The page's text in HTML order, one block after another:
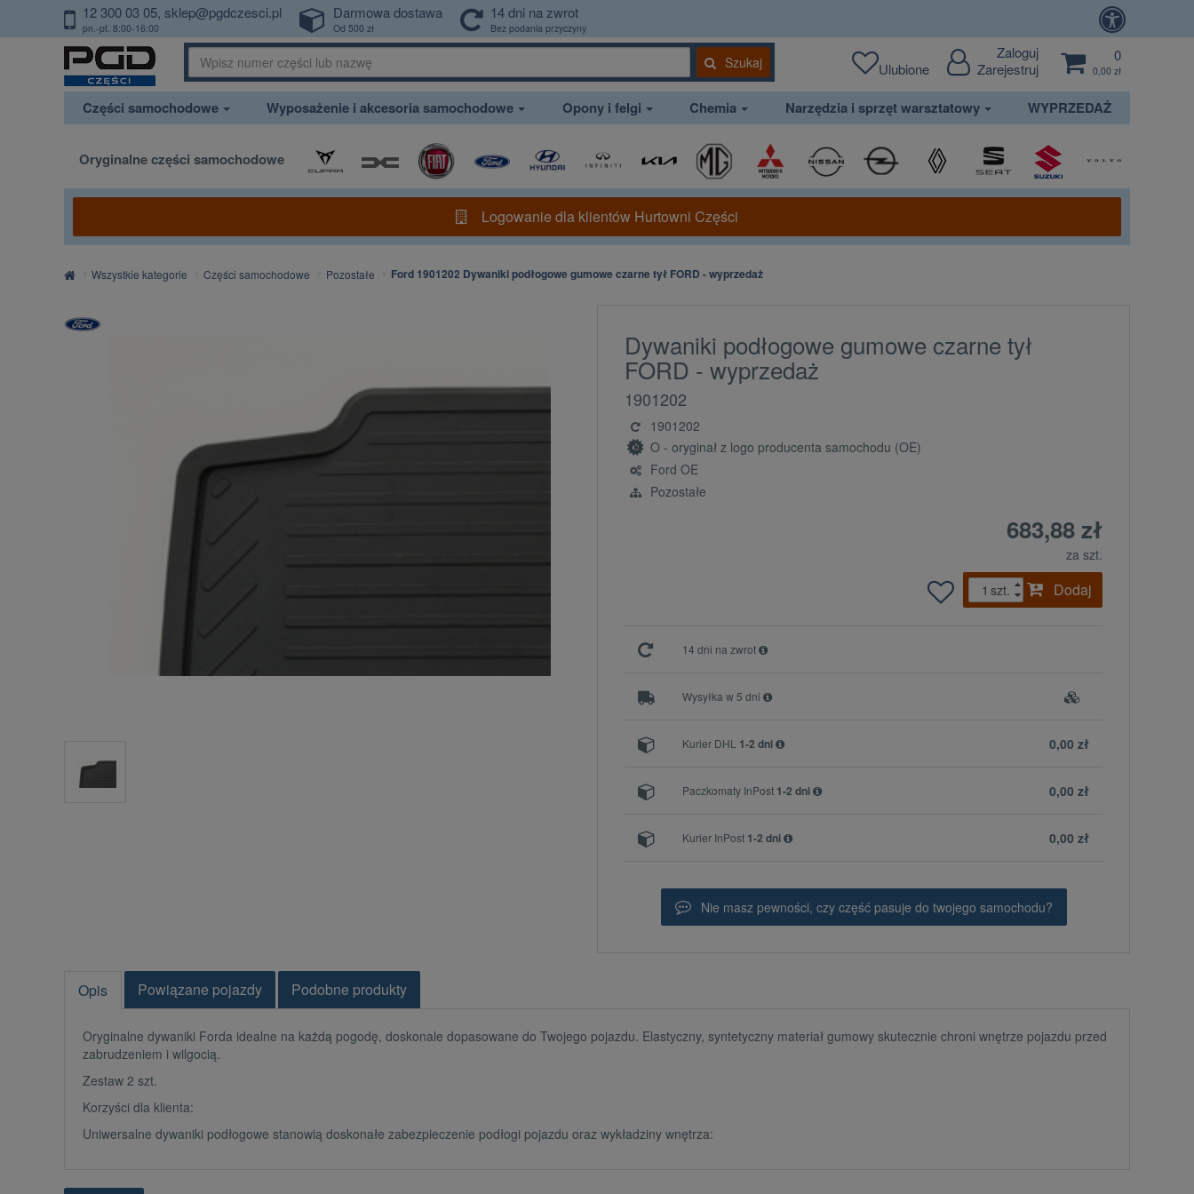
PrzejdzDoTresci
12 300 03 05 sklep@pgdczesci.pl
pn.-pt. 8:00-16:00
Darmowa dostawa
Od 500 zł
14 dni na zwrot
Bez podania przyczyny
Szukaj Ulubione
Zaloguj
Zarejestruj
0
0,00 zł
Części samochodowe Wyposażenie i akcesoria samochodowe Opony i felgi Chemia Narzędzia i sprzęt warsztatowy WYPRZEDAŻ
Oryginalne części samochodowe
Logowanie dla klientów Hurtowni Części
StronaWszystkie kategorie Części samochodowe Pozostałe Ford 1901202 Dywaniki podłogowe gumowe czarne tył FORD - wyprzedaż
Dywaniki podłogowe gumowe czarne tył
FORD - wyprzedaż
1901202
1901202
O - oryginał z logo producenta samochodu (OE)
Ford OE
Pozostałe
683,88 zł
za szt.
szt.
Dodaj
14 dni na zwrot
Wysyłka w 5 dni
0,00 zł
Kurier DHL 1-2 dni
0,00 zł
Paczkomaty InPost 1-2 dni
0,00 zł
Kurier InPost 1-2 dni
Nie masz pewności, czy część pasuje do twojego samochodu?
Opis Powiązane pojazdy Podobne produkty
Oryginalne dywaniki Forda idealne na każdą pogodę, doskonale dopasowane do Twojego pojazdu. Elastyczny, syntetyczny materiał gumowy skutecznie chroni wnętrze pojazdu przed
zabrudzeniem i wilgocią.
Zestaw 2 szt.
Korzyści dla klienta:
Uniwersalne dywaniki podłogowe stanowią doskonałe zabezpieczenie podłogi pojazdu oraz wykładziny wnętrza: